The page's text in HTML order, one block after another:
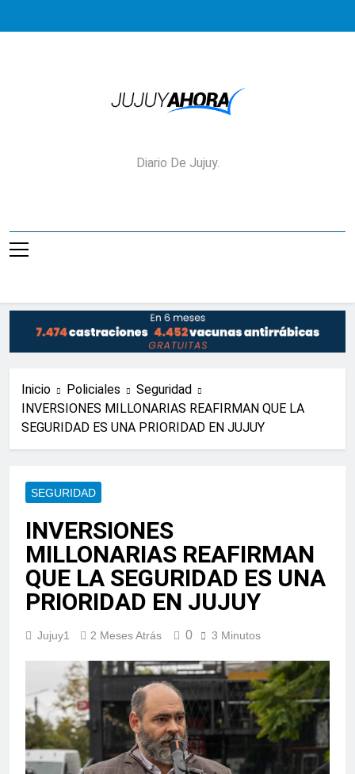
Jujuy Ahora!
Diario De Jujuy.
Inicio Policiales
Seguridad
INVERSIONES MILLONARIAS REAFIRMAN QUE LA
SEGURIDAD ES UNA PRIORIDAD EN JUJUY
SEGURIDAD
INVERSIONES
MILLONARIAS REAFIRMAN
QUE LA SEGURIDAD ES UNA
PRIORIDAD EN JUJUY
Jujuy1 2 Meses Atrás 0 3 Minutos